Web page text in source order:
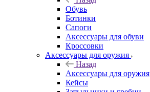
Обувь
Ботинки
Сапоги
Аксессуары для обуви
Кроссовки
Аксессуары для оружия
Назад
Аксессуары для оружия
Кейсы